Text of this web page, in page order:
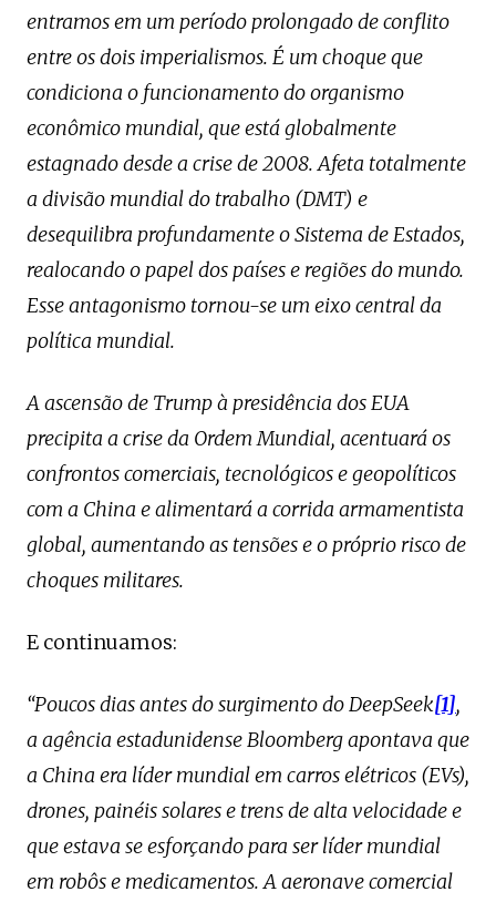
entramos em um período prolongado de conflito
entre os dois imperialismos. É um choque que
condiciona o funcionamento do organismo
econômico mundial, que está globalmente
estagnado desde a crise de 2008. Afeta totalmente
a divisão mundial do trabalho (DMT) e
desequilibra profundamente o Sistema de Estados,
realocando o papel dos países e regiões do mundo.
Esse antagonismo tornou-se um eixo central da
política mundial.
A ascensão de Trump à presidência dos EUA
precipita a crise da Ordem Mundial, acentuará os
confrontos comerciais, tecnológicos e geopolíticos
com a China e alimentará a corrida armamentista
global, aumentando as tensões e o próprio risco de
choques militares.
E continuamos:
“Poucos dias antes do surgimento do DeepSeek[1],
a agência estadunidense Bloomberg apontava que
a China era líder mundial em carros elétricos (EVs),
drones, painéis solares e trens de alta velocidade e
que estava se esforçando para ser líder mundial
em robôs e medicamentos. A aeronave comercial